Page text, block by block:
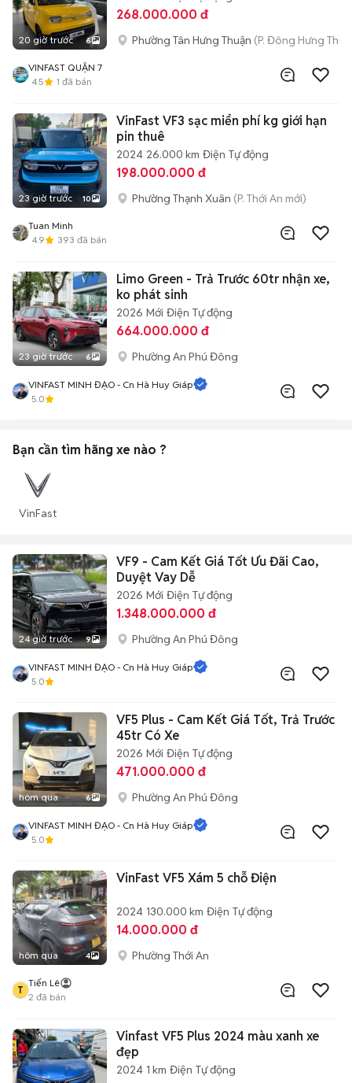
20 giờ trước 6
268.000.000 đ
Phường Tân Hưng Thuận (P. Đông Hưng
VINFAST QUẬN 7
4.5
1 đã bán
23 giờ trước 10
VinFast VF3 sạc miển phí kg giới hạn
pin thuê
2024 26.000 km Điện Tự động
198.000.000 đ
Phường Thạnh Xuân (P. Thới An mới)
Tuan Minh
4.9
393 đã bán
23 giờ trước 6
Limo Green - Trả Trước 60tr nhận xe,
ko phát sinh
2026 Mới Điện Tự động
664.000.000 đ
Phường An Phú Đông
VINFAST MINH ĐẠO - Cn Hà Huy Giáp
5.0
Bạn cần tìm hãng xe nào ?
VinFast
24 giờ trước 9
VF9 - Cam Kết Giá Tốt Ưu Đãi Cao,
Duyệt Vay Dễ
2026 Mới Điện Tự động
1.348.000.000 đ
Phường An Phú Đông
VINFAST MINH ĐẠO - Cn Hà Huy Giáp
5.0
hôm qua 6
VF5 Plus - Cam Kết Giá Tốt, Trả Trước
45tr Có Xe
2026 Mới Điện Tự động
471.000.000 đ
Phường An Phú Đông
VINFAST MINH ĐẠO - Cn Hà Huy Giáp
5.0
hôm qua 4
VinFast VF5 Xám 5 chỗ Điện
2024 130.000 km Điện Tự động
14.000.000 đ
Phường Thới An
T
Tiến Lê
2 đã bán
Vinfast VF5 Plus 2024 màu xanh xe
đẹp
2024 1 km Điện Tự động